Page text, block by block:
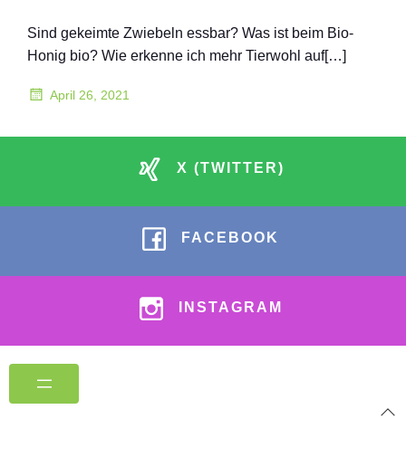
Sind gekeimte Zwiebeln essbar? Was ist beim Bio-
Honig bio? Wie erkenne ich mehr Tierwohl auf[…]
April 26, 2021
X (TWITTER)
FACEBOOK
INSTAGRAM